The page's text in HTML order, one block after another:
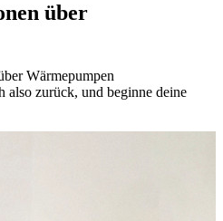
über
Wärmepumpen
also zurück, und beginne deine